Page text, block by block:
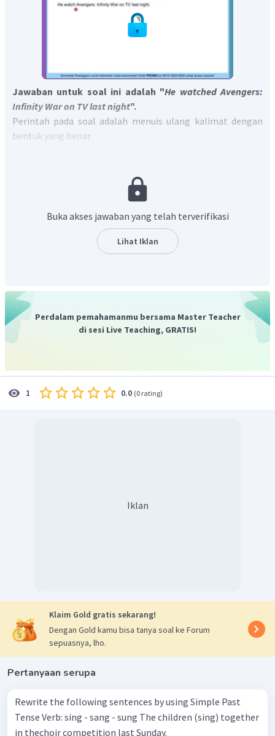
Jawaban untuk soal ini adalah "He watched Avengers:
Infinity War on TV last night".
Perintah pada soal adalah menuis ulang kalimat dengan
bentuk yang benar.
klaimat tersebut seharusnya ditulis dalam
dengan rumus sebagai berikut:
(+) S + V2 + O
(-) S + did + not + V1 + O
(?) Did + S + V1 + O?
kalimat yang benar sesuai rumus adalah "He
watched
yang artinya
"Dia menonton Avengers: Infinity War di TV tadi malam."
Dengan demikian, jawaban yang benar adalah
"He
Buka akses jawaban yang telah terverifikasi
Lihat Iklan
Perdalam pemahamanmu bersama Master Teacher
di sesi Live Teaching, GRATIS!
1 0.0 (0 rating)
Iklan
Klaim Gold gratis sekarang!
Dengan Gold kamu bisa tanya soal ke Forum
sepuasnya, lho.
Pertanyaan serupa
Rewrite the following sentences by using Simple Past
Tense Verb: sing - sang - sung The children (sing) together
in thechoir competition last Sunday.